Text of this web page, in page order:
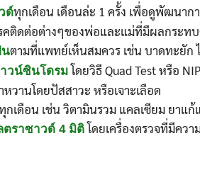
ด์ทุกเดือน เดือนล่ะ 1 ครั้ง เพื่อดูพัฒนาก
คติดต่อต่างๆของพ่อและแม่ที่มีผลกระท
ตามที่แพทย์เห็นสมควร เช่น บาดทะยัก
วน์ซินโดรมโดยวิธี Quad Test หรือ
หวานโดยปัสสาวะ หรือเจาะเลือด
กเดือน เช่น วิตามินรวม แคลเซียม ยาแก้
ตราซาวด์ 4 มิติโดยเครื่องตรวจที่มีควา